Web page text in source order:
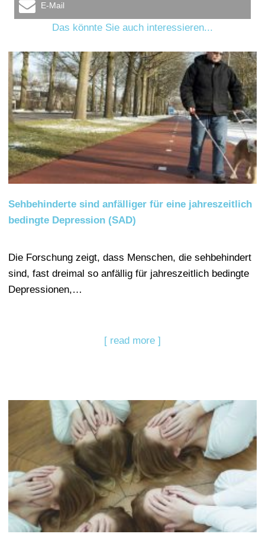
E-Mail
Das könnte Sie auch interessieren...
Sehbehinderte sind anfälliger für eine jahreszeitlich
bedingte Depression (SAD)
Die Forschung zeigt, dass Menschen, die sehbehindert
sind, fast dreimal so anfällig für jahreszeitlich bedingte
Depressionen,…
[ read more ]